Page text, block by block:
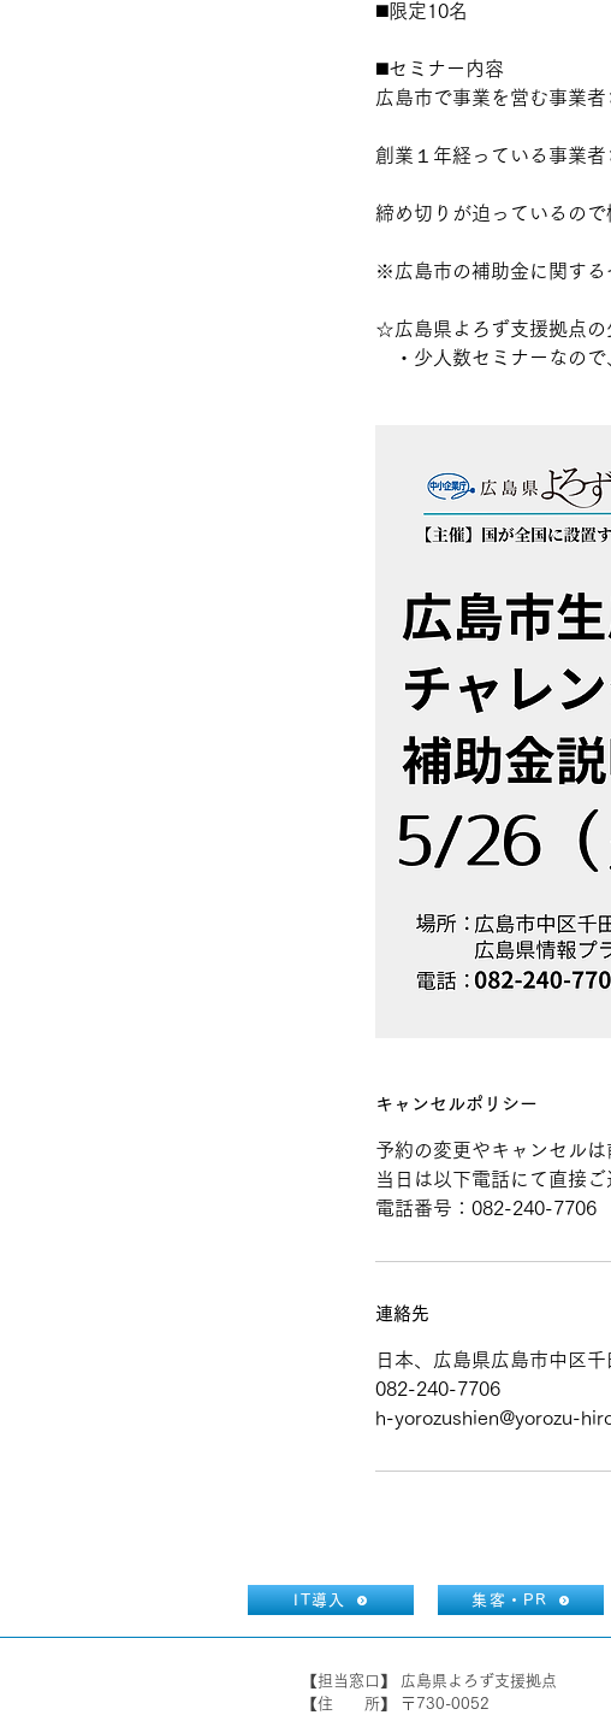
◼️限定10名
◼️セミナー内容
広島市で事業を営む事業者
創業１年経っている事業
締め切りが迫っているので
※広島市の補助金に関する
☆広島県よろず支援拠点
・少人数セミナーなので
キャンセルポリシー
予約の変更やキャンセルは
当日は以下電話にて直接ご
電話番号：082-240-7706
連絡先
日本、広島県広島市中区
082-240-7706
h-yorozushien@yorozu-
IT導入 集客・PR
【担当窓口】 広島県よろず支援拠点
【住 所】 〒730-0052